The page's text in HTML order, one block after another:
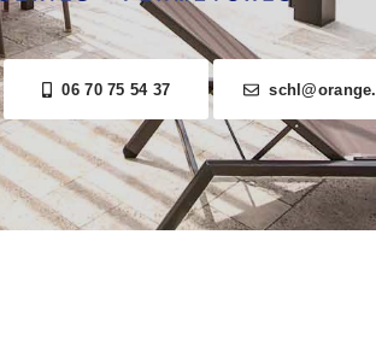
06 70 75 54 37